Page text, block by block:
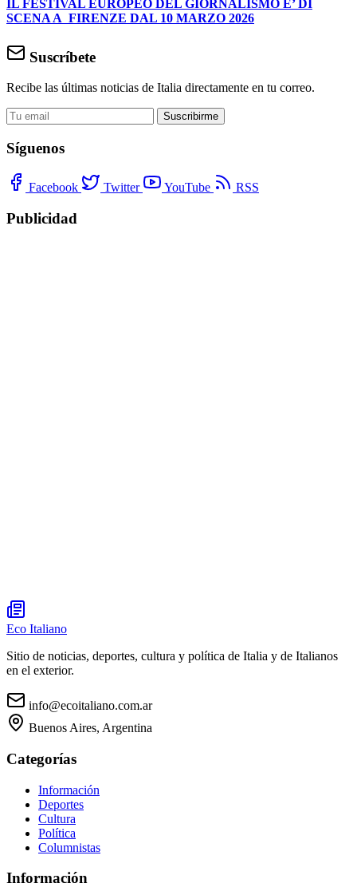
IL FESTIVAL EUROPEO DEL GIORNALISMO E’ DI
SCENA A FIRENZE DAL 10 MARZO 2026
Suscríbete
Recibe las últimas noticias de Italia directamente en tu correo.
Suscribirme
Síguenos
Facebook Twitter YouTube RSS
Publicidad
Eco Italiano
Sitio de noticias, deportes, cultura y política de Italia y de Italianos
en el exterior.
info@ecoitaliano.com.ar
Buenos Aires, Argentina
Categorías
Información
Deportes
Cultura
Política
Columnistas
Información